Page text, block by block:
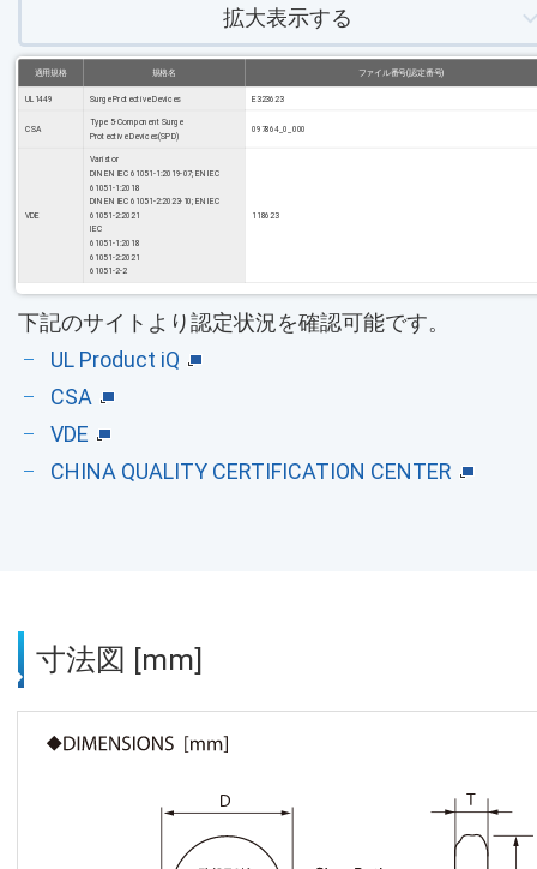
拡大表示する
適用規格 規格名 ファイル番号(認定番号)
UL1449 Surge Protective Devices E323623
CSA
Type 5-Component Surge
Protective Devices(SPD)
097864_0_000
VDE
Varistor
DIN EN IEC 61051-1:2019-07; EN IEC
61051-1:2018
DIN EN IEC 61051-2:2023-10; EN IEC
61051-2:2021
IEC
61051-1:2018
61051-2:2021
61051-2-2
118623
下記のサイトより認定状況を確認可能です。
UL Product iQ
CSA
VDE
CHINA QUALITY CERTIFICATION CENTER
寸法図 [mm]